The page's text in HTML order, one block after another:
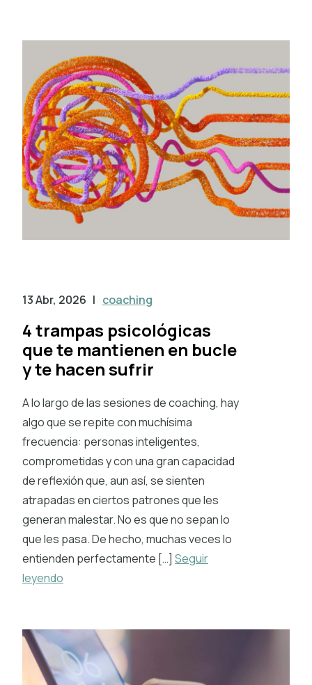
13 Abr, 2026 | coaching
4 trampas psicológicas
que te mantienen en bucle
y te hacen sufrir
A lo largo de las sesiones de coaching, hay
algo que se repite con muchísima
frecuencia: personas inteligentes,
comprometidas y con una gran capacidad
de reflexión que, aun así, se sienten
atrapadas en ciertos patrones que les
generan malestar. No es que no sepan lo
que les pasa. De hecho, muchas veces lo
entienden perfectamente […] Seguir
leyendo